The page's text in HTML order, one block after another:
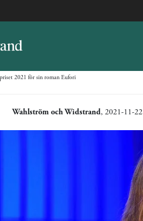
2021 för sin roman Eufori
Wahlström och Widstrand, 2021-11-22